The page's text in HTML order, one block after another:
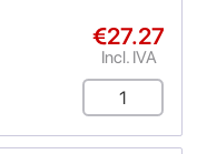
€27.27
Incl. IVA